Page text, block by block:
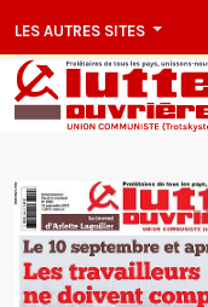
LES AUTRES SITES